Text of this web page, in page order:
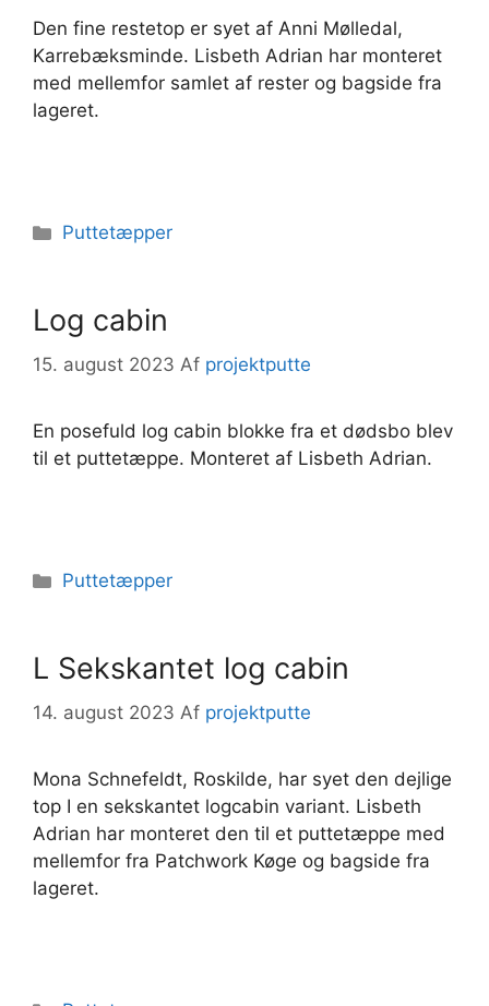
Den fine restetop er syet af Anni Mølledal,
Karrebæksminde. Lisbeth Adrian har monteret
med mellemfor samlet af rester og bagside fra
lageret.
Kategorier
Puttetæpper
Log cabin
15. august 2023 Af projektputte
En posefuld log cabin blokke fra et dødsbo blev
til et puttetæppe. Monteret af Lisbeth Adrian.
Kategorier
Puttetæpper
L Sekskantet log cabin
14. august 2023 Af projektputte
Mona Schnefeldt, Roskilde, har syet den dejlige
top I en sekskantet logcabin variant. Lisbeth
Adrian har monteret den til et puttetæppe med
mellemfor fra Patchwork Køge og bagside fra
lageret.